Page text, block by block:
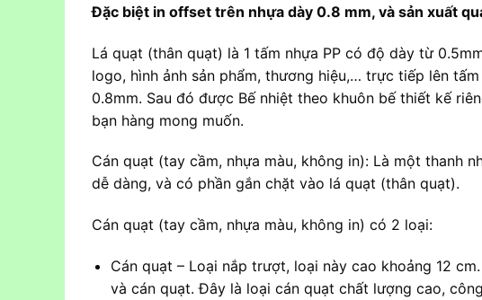
Đặc biệt in offset trên nhựa dày 0.8 mm, và sản xuất
Lá quạt (thân quạt) là 1 tấm nhựa PP có độ dày từ
logo, hình ảnh sản phẩm, thương hiệu,… trực tiếp lên
0.8mm. Sau đó được Bế nhiệt theo khuôn bế thiết kế
bạn hàng mong muốn.
Cán quạt (tay cầm, nhựa màu, không in): Là một thanh
dễ dàng, và có phần gắn chặt vào lá quạt (thân quạt).
Cán quạt (tay cầm, nhựa màu, không in) có 2 loại:
Cán quạt – Loại nắp trượt, loại này cao khoảng 12
và cán quạt. Đây là loại cán quạt chất lượng cao,